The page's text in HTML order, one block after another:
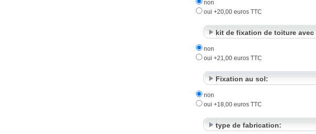
non
oui +20,00 euros TTC
kit de fixation de toiture avec
non
oui +21,00 euros TTC
Fixation au sol:
non
oui +18,00 euros TTC
type de fabrication: